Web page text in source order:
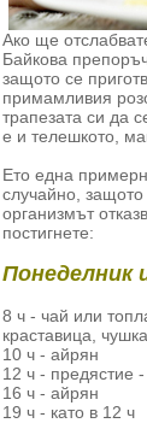
Ако ще
Байкова
защото се
примамливия
трапезата си да
е и телешкото,
Ето една
случайно,
организмът
постигнете:
Понеделник
8 ч - чай или
краставица,
10 ч - айрян
12 ч - предястие
16 ч - айрян
19 ч - като в 12 ч